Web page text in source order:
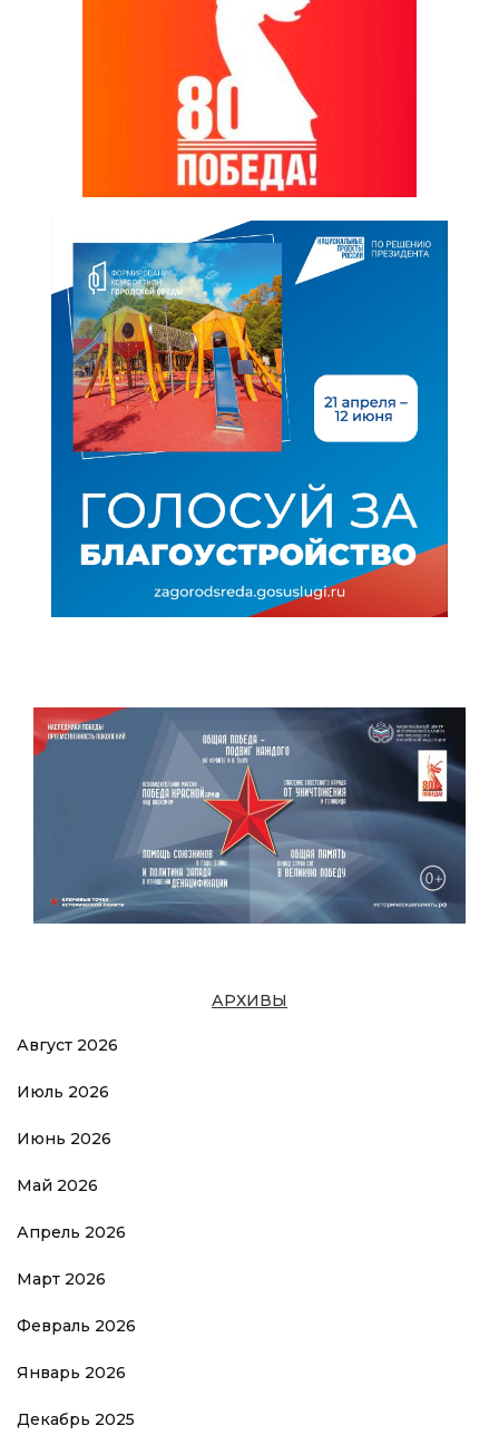
АРХИВЫ
Август 2026
Июль 2026
Июнь 2026
Май 2026
Апрель 2026
Март 2026
Февраль 2026
Январь 2026
Декабрь 2025